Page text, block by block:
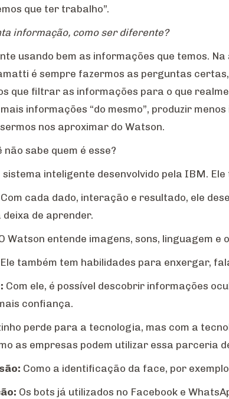
que ter trabalho”.
informação, como ser diferente?
usando bem as informações que temos.
é sempre fazermos as perguntas
que filtrar as informações para o que
informações “do mesmo”, produzir
nos aproximar do Watson.
não sabe quem é esse?
sistema inteligente desenvolvido pela IBM.
Com cada dado, interação e resultado, ele
deixa de aprender.
Watson entende imagens, sons, linguagem e
Ele também tem habilidades para enxergar,
Com ele, é possível descobrir informações
confiança.
perde para a tecnologia, mas com a
as empresas podem utilizar essa parceria
Como a identificação da face, por
Os bots já utilizados no Facebook e